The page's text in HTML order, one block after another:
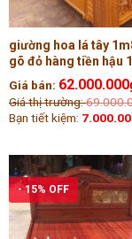
giường hoa lá tây
gõ đỏ hàng tiền hậu
Giá bán: 62.000.000
Giá thị trường:
Bạn tiết kiệm:
- 15% OFF